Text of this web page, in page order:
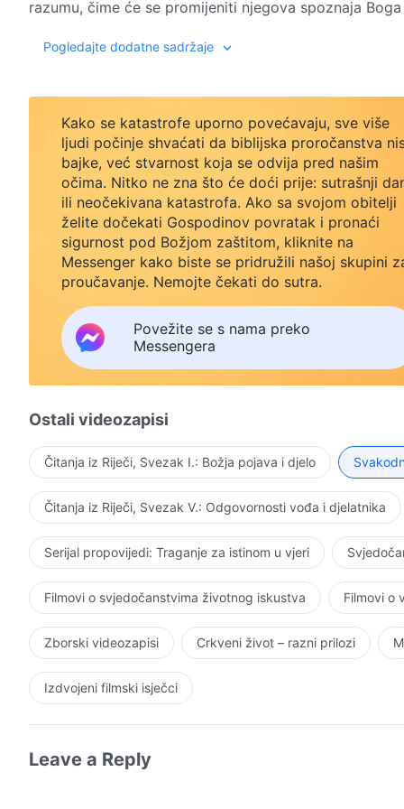
razumu, čime će se promijeniti njegova spoznaja
pokvareniji, to manje spoznaju postojanje Boga, a
pokvarenosti, čovjekova je savjest otupjela; on je
mentalni sklop. Prije nego što ga je Sotona iskvario,
riječima kad bi ih čuo. Po prirodi je bio zdravog
ga je Sotona iskvario, čovjekov prvobitni razum,
izgubio svoju poslušnost i ljubav prema Bogu.
životinjskoj, a njegovo buntovništvo prema Bogu još
zna, niti prepoznaje, već se samo slijepo
Njegova razuma, shvaćanja i savjesti; budući da su
otupjela, njegova se narav buni protiv Boga. Ako se
nema govora ni o promjenama u njegovoj naravi,
zdrav, onda on ne može služiti Bogu i nije prikladan
poslušnost i vjernost Bogu, čežnju za Bogom,
Odnosi se na jedinstvo srca i uma prema Bogu, a ne
nije slučaj. Pošto je Sotona iskvario čovjeka, on je
za Njim, a da ne govorimo o savjesti prema Bogu.
jasnom spoznajom da je On Bog; čovjek nema
neuviđavne zahtjeve i molbe. Takvi ljudi – ljudi
dostojno ponašanje, niti se pokajati zbog svojeg
povratili nešto od svojeg razuma; što su ljudi koji još
imaju manje zdravog razuma.
– Riječ. Svezak 1.: Božja pojava i
Pogledajte dodatne sadržaje
Kako se katastrofe uporno povećavaju, sve više
ljudi počinje shvaćati da biblijska proročanstva
bajke, već stvarnost koja se odvija pred našim
očima. Nitko ne zna što će doći prije: sutrašnji
ili neočekivana katastrofa. Ako sa svojom obitelji
želite dočekati Gospodinov povratak i pronaći
sigurnost pod Božjom zaštitom, kliknite na
Messenger kako biste se pridružili našoj skupini
proučavanje. Nemojte čekati do sutra.
Povežite se s nama preko
Messengera
Ostali videozapisi
Čitanja iz Riječi, Svezak I.: Božja pojava i djelo
Čitanja iz Riječi, Svezak V.: Odgovornosti vođa i djelatnika
Serijal propovijedi: Traganje za istinom u vjeri
Filmovi o svjedočanstvima životnog iskustva Filmovi o
Zborski videozapisi Crkveni život – razni prilozi
Izdvojeni filmski isječci
Leave a Reply